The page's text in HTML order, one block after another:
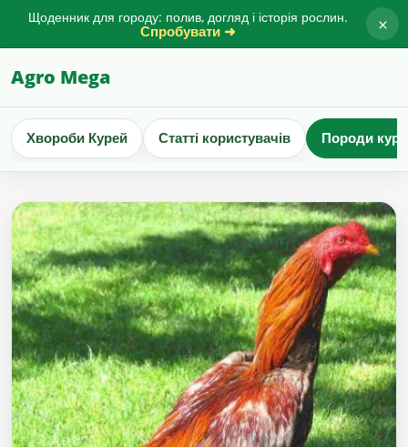
Щоденник для городу: полив, догляд і історія рослин.
Спробувати ➜ ×
Agro Mega
Хвороби Курей Статті користувачів Породи